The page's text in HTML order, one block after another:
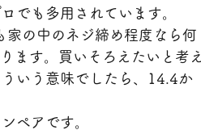
でも多用されています。
の中のネジ締め程度なら何
ます。買いそろえたいと考え
いう意味でしたら、14.4か
ペアです。